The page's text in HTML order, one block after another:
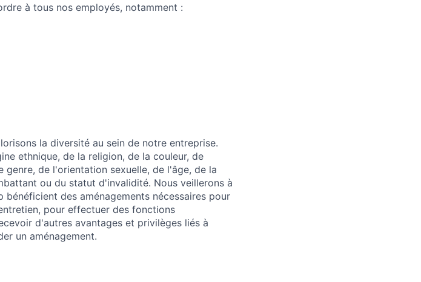
à tous nos employés, notamment :
la diversité au sein de notre entreprise.
ethnique, de la religion, de la couleur, de
de l'orientation sexuelle, de l'âge, de la
ou du statut d'invalidité. Nous veillerons à
des aménagements nécessaires pour
pour effectuer des fonctions
d'autres avantages et privilèges liés à
un aménagement.